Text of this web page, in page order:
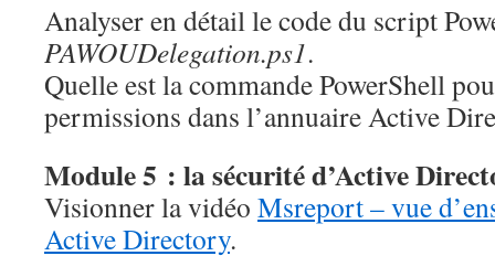
Analyser en détail le code du script
PAWOUDelegation.ps1.
Quelle est la commande PowerShell
permissions dans l’annuaire Active
Module 5 : la sécurité d’Active
Visionner la vidéo Msreport – vue
Active Directory.